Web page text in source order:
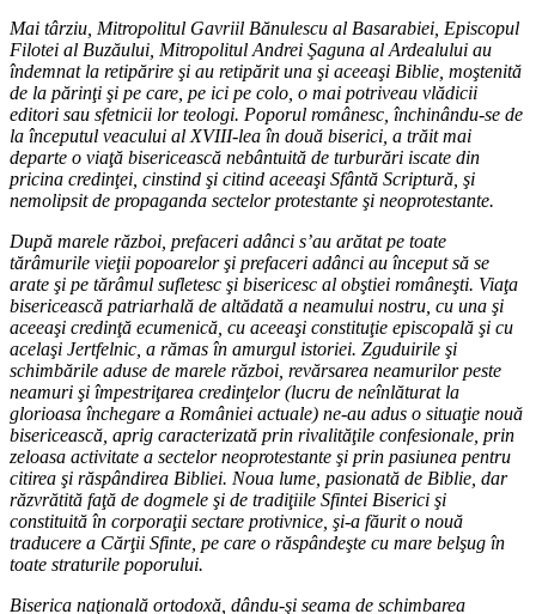
Mai târziu, Mitropolitul Gavriil Bănulescu al Basarabiei, Episcopul
Filotei al Buzăului, Mitropolitul Andrei Şaguna al Ardealului au
îndemnat la retipărire şi au retipărit una şi aceeaşi Biblie, moştenită
de la părinţi şi pe care, pe ici pe colo, o mai potriveau vlădicii
editori sau sfetnicii lor teologi. Poporul românesc, închinându-se de
la începutul veacului al XVIII-lea în două biserici, a trăit mai
departe o viaţă bisericească nebântuită de turburări iscate din
pricina credinţei, cinstind şi citind aceeaşi Sfântă Scriptură, şi
nemolipsit de propaganda sectelor protestante şi neoprotestante.
După marele război, prefaceri adânci s’au arătat pe toate
tărâmurile vieţii popoarelor şi prefaceri adânci au început să se
arate şi pe tărâmul sufletesc şi bisericesc al obştiei româneşti. Viaţa
bisericească patriarhală de altădată a neamului nostru, cu una şi
aceeaşi credinţă ecumenică, cu aceeaşi constituţie episcopală şi cu
acelaşi Jertfelnic, a rămas în amurgul istoriei. Zguduirile şi
schimbările aduse de marele război, revărsarea neamurilor peste
neamuri şi împestriţarea credinţelor (lucru de neînlăturat la
glorioasa închegare a României actuale) ne-au adus o situaţie nouă
bisericească, aprig caracterizată prin rivalităţile confesionale, prin
zeloasa activitate a sectelor neoprotestante şi prin pasiunea pentru
citirea şi răspândirea Bibliei. Noua lume, pasionată de Biblie, dar
răzvrătită faţă de dogmele şi de tradiţiile Sfintei Biserici şi
constituită în corporaţii sectare protivnice, şi-a făurit o nouă
traducere a Cărţii Sfinte, pe care o răspândeşte cu mare belşug în
toate straturile poporului.
Biserica naţională ortodoxă, dându-şi seama de schimbarea